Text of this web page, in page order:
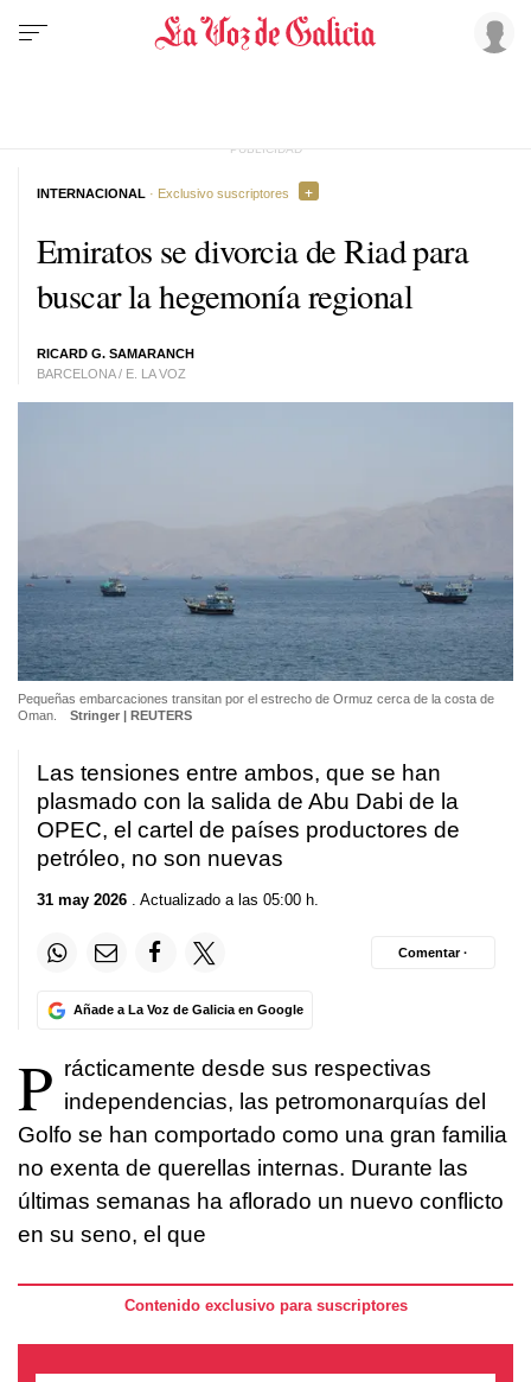
Emiratos se divorcia de Riad para
buscar la hegemonía regional
RICARD G. SAMARANCH
BARCELONA / E. LA VOZ
INTERNACIONAL · Exclusivo suscriptores
Pequeñas embarcaciones transitan por el estrecho de Ormuz cerca de la costa de
Oman.
Stringer | REUTERS
Las tensiones entre ambos, que se han
plasmado con la salida de Abu Dabi de la
OPEC, el cartel de países productores de
petróleo, no son nuevas
31 may 2026 . Actualizado a las 05:00 h.
Añade a La Voz de Galicia en Google
Comentar ·
P rácticamente desde sus respectivas
independencias, las petromonarquías del
Golfo se han comportado como una gran familia
no exenta de querellas internas. Durante las
últimas semanas ha aflorado un nuevo conflicto
en su seno, el que
Contenido exclusivo para suscriptores